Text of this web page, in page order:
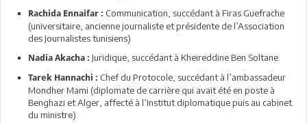
Rachida Ennaifar : Communication, succédant à Firas Guefrache
(universitaire, ancienne journaliste et présidente de l’Association
des Journalistes tunisiens)
Nadia Akacha : Juridique, succédant à Kheireddine Ben Soltane.
Tarek Hannachi : Chef du Protocole, succédant à l’ambassadeur
Mondher Mami (diplomate de carrière qui avait été en poste à
Benghazi et Alger, affecté à l’Institut diplomatique puis au cabinet
du ministre).